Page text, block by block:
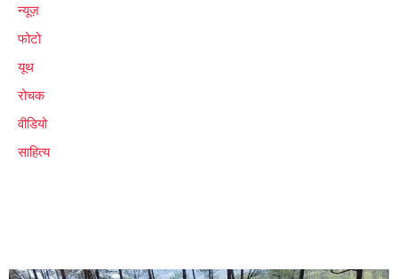
न्यूज़
फोटो
यूथ
रोचक
वीडियो
साहित्य